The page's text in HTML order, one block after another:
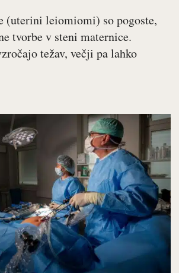
(uterini leiomiomi) so pogoste,
tvorbe v steni maternice.
težav, večji pa lahko